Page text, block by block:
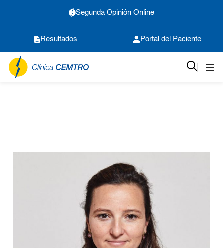
Segunda Opinión Online
Resultados Portal del Paciente